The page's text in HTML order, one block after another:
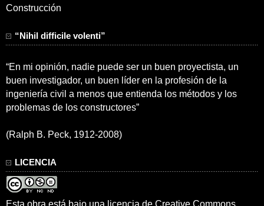
Construcción
“Nihil difficile volenti”
“En mi opinión, nadie puede ser un buen proyectista, un
buen investigador, un buen líder en la profesión de la
ingeniería civil a menos que entienda los métodos y los
problemas de los constructores”
(Ralph B. Peck, 1912-2008)
LICENCIA